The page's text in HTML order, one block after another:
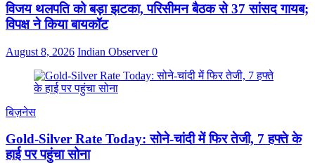
विजय थलपति को बड़ा झटका, परिसीमन बैठक से 37 सांसद गायब;
विपक्ष ने किया बायकॉट
August 8, 2026 Indian Observer0
बिज़नेस
Gold-Silver Rate Today: सोने-चांदी में फिर तेजी, 7 हफ्ते के
हाई पर पहुंचा सोना